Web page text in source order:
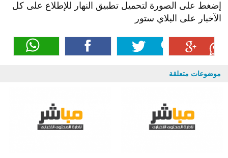
إضغط على الصورة لتحميل تطبيق النهار للإطلاع على كل
الآخبار على البلاي ستور
موضوعات متعلقة